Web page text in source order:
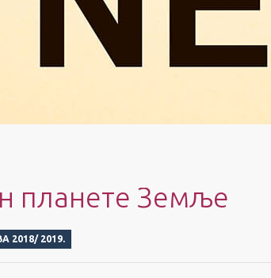
планете Земље
2018/ 2019.